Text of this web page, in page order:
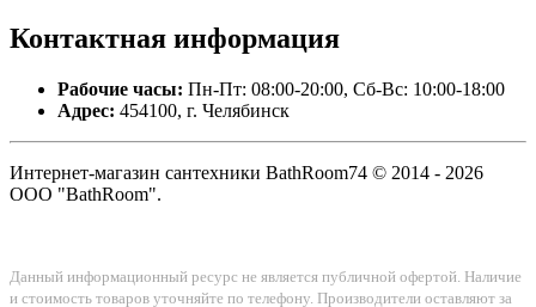
Контактная информация
Рабочие часы: Пн-Пт: 08:00-20:00, Сб-Вс: 10:00-18:00
Адрес: 454100, г. Челябинск
Интернет-магазин сантехники BathRoom74 © 2014 - 2026
ООО "BathRoom".
Данный информационный ресурс не является публичной офертой. Наличие
и стоимость товаров уточняйте по телефону. Производители оставляют за